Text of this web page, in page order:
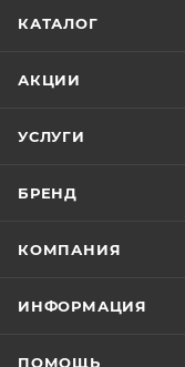
КАТАЛОГ
АКЦИИ
УСЛУГИ
БРЕНД
КОМПАНИЯ
ИНФОРМАЦИЯ
ПОМОЩЬ